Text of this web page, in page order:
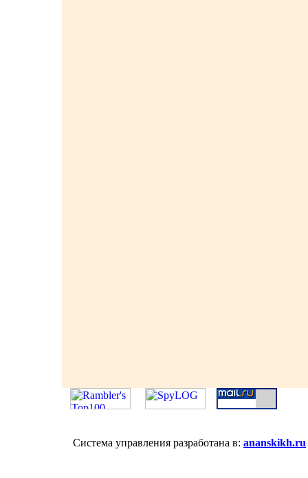
Система управления разработана в: ananskikh.ru